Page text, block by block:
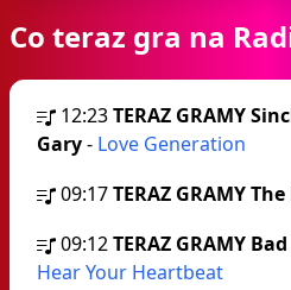
Co teraz gra na
12:23TERAZ GRAMY
Gary- Love Generation
09:17TERAZ GRAMY
09:12TERAZ GRAMY
Hear Your Heartbeat